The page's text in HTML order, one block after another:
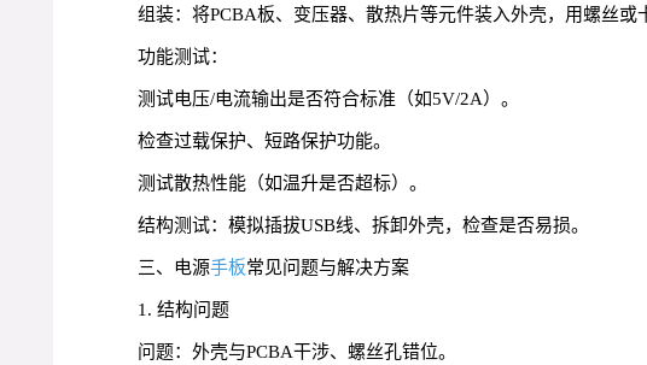
组装：将PCBA板、变压器、散热片等元件装入外壳，用螺丝或
功能测试：
测试电压/电流输出是否符合标准（如5V/2A）。
检查过载保护、短路保护功能。
测试散热性能（如温升是否超标）。
结构测试：模拟插拔USB线、拆卸外壳，检查是否易损。
三、电源手板常见问题与解决方案
1. 结构问题
问题：外壳与PCBA干涉、螺丝孔错位。